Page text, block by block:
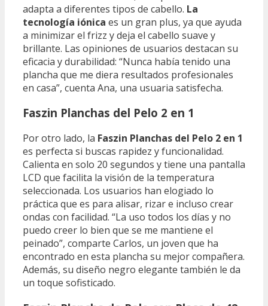
adapta a diferentes tipos de cabello. La
tecnología iónica es un gran plus, ya que ayuda
a minimizar el frizz y deja el cabello suave y
brillante. Las opiniones de usuarios destacan su
eficacia y durabilidad: “Nunca había tenido una
plancha que me diera resultados profesionales
en casa”, cuenta Ana, una usuaria satisfecha.
Faszin Planchas del Pelo 2 en 1
Por otro lado, la Faszin Planchas del Pelo 2 en 1
es perfecta si buscas rapidez y funcionalidad.
Calienta en solo 20 segundos y tiene una pantalla
LCD que facilita la visión de la temperatura
seleccionada. Los usuarios han elogiado lo
práctica que es para alisar, rizar e incluso crear
ondas con facilidad. “La uso todos los días y no
puedo creer lo bien que se me mantiene el
peinado”, comparte Carlos, un joven que ha
encontrado en esta plancha su mejor compañera.
Además, su diseño negro elegante también le da
un toque sofisticado.